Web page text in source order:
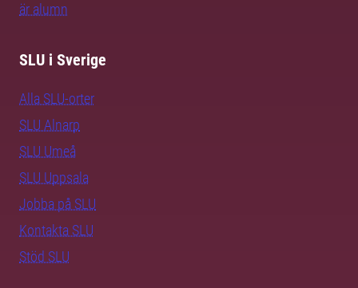
är alumn
SLU i Sverige
Alla SLU-orter
SLU Alnarp
SLU Umeå
SLU Uppsala
Jobba på SLU
Kontakta SLU
Stöd SLU